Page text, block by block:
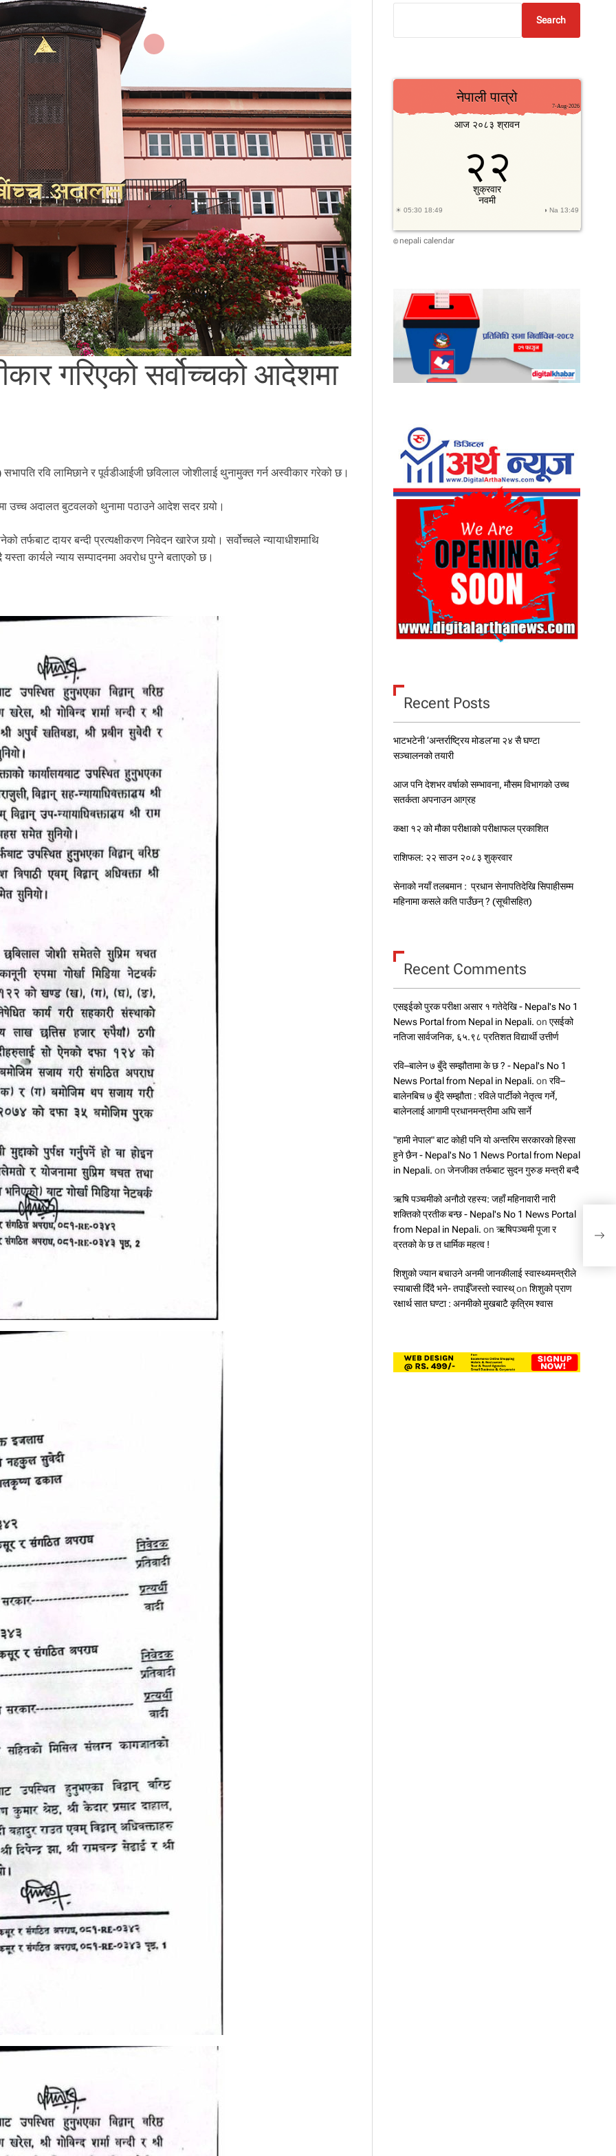
गरिएको सर्वोच्चको आदेशमा
सभापति रवि लामिछाने र पूर्वडीआईजी छविलाल जोशीलाई थुनामुक्त गर्न अस्वीकार गरेको छ।
उच्च अदालत बुटवलको थुनामा पठाउने आदेश सदर गर्‍यो।
दायर बन्दी प्रत्यक्षीकरण निवेदन खारेज गर्‍यो। सर्वोच्चले न्यायाधीशमाथि
कार्यले न्याय सम्पादनमा अवरोध पुग्ने बताएको छ।
Search
© nepali calendar
Recent Posts
भाटभटेनी ‘अन्तर्राष्ट्रिय मोडल’मा २४ सै घण्टा
सञ्चालनको तयारी
आज पनि देशभर वर्षाको सम्भावना, मौसम विभागको उच्च
सतर्कता अपनाउन आग्रह
कक्षा १२ को मौका परीक्षाको परीक्षाफल प्रकाशित
राशिफल: २२ साउन २०८३ शुक्रवार
सेनाको नयाँ तलबमान : प्रधान सेनापतिदेखि सिपाहीसम्म
महिनामा कसले कति पाउँछन् ? (सूचीसहित)
Recent Comments
एसइईको पुरक परीक्षा असार १ गतेदेखि - Nepal's No 1
News Portal from Nepal in Nepali. on एसईको
नतिजा सार्वजनिक, ६५.९८ प्रतिशत विद्यार्थी उत्तीर्ण
रवि–बालेन ७ बुँदे सम्झौतामा के छ ? - Nepal's No 1
News Portal from Nepal in Nepali. on रवि–
बालेनबिच ७ बुँदे सम्झौता : रविले पार्टीको नेतृत्व गर्ने,
बालेनलाई आगामी प्रधानमन्त्रीमा अघि सार्ने
"हामी नेपाल" बाट कोही पनि यो अन्तरिम सरकारको हिस्सा
हुने छैन - Nepal's No 1 News Portal from Nepal
in Nepali. on जेनजीका तर्फबाट सुदन गुरुङ मन्त्री बन्दै
ऋषि पञ्चमीको अनौठो रहस्य: जहाँ महिनावारी नारी
शक्तिको प्रतीक बन्छ - Nepal's No 1 News Portal
from Nepal in Nepali. on ऋषिपञ्चमी पूजा र
व्रतको के छ त धार्मिक महत्व !
शिशुको ज्यान बचाउने अनमी जानकीलाई स्वास्थ्यमन्त्रीले
स्याबासी दिँदै भने- तपाईँजस्तो स्वास्थ्on शिशुको प्राण
रक्षार्थ सात घण्टा : अनमीको मुखबाटै कृत्रिम श्वास